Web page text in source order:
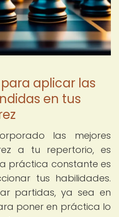
aplicar las
en tus
las mejores
a tu repertorio, es
práctica constante es
tus habilidades.
partidas, ya sea en
poner en práctica lo